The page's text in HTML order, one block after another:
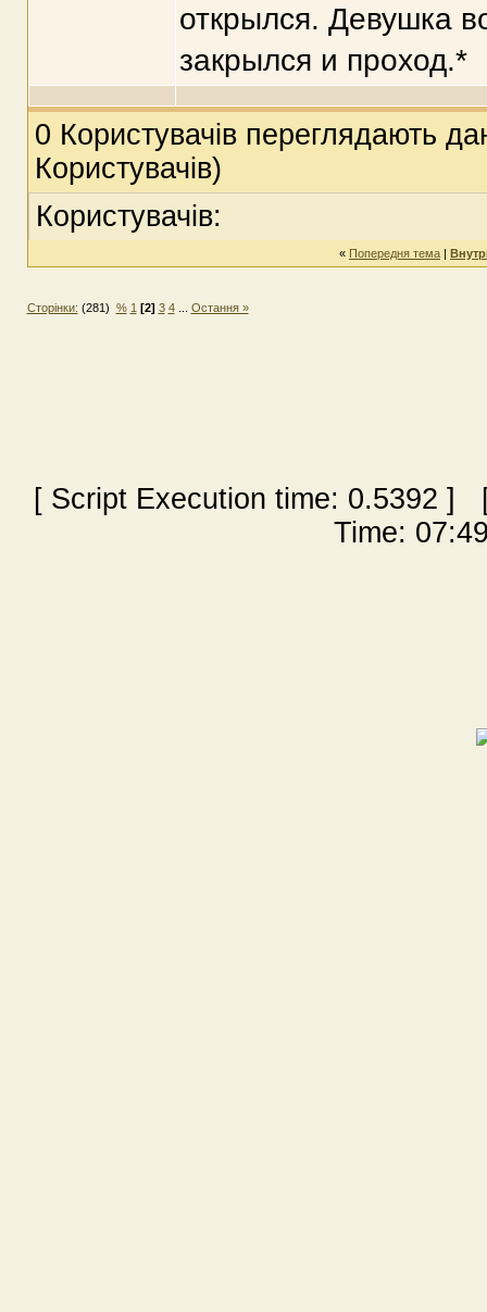
открылся. Девушка
закрылся и проход.*
0 Користувачів переглядають
Користувачів)
Користувачів:
« Попередня тема |
Сторінки: (281) % 1 [2] 3 4... Остання »
[ Script Execution time: 0.5392 ] [
Time: